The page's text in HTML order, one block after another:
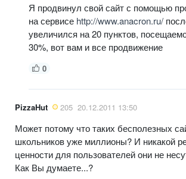
Я продвинул свой сайт с помощью
на сервисе http://www.anacron.ru/
увеличился на 20 пунктов,
30%, вот вам и все продвижение
0
PizzaHut 205 20.12.2011 13:50
Может потому что таких бесполезных
школьников уже миллионы? И никакой
ценности для пользователей они не
Как Вы думаете...?